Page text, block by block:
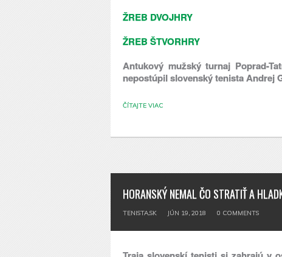
ŽREB DVOJHRY
ŽREB ŠTVORHRY
Antukový mužský turnaj Poprad-
nepostúpil slovenský tenista Andrej
ČÍTAJTE VIAC
HORANSKÝ NEMAL ČO STRATIŤ A
TENISTA.SK JÚN 19, 2018 0 COMMENTS